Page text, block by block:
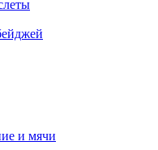
и мячи